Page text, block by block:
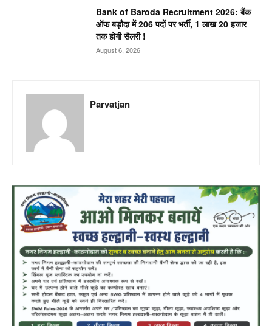
Bank of Baroda Recruitment 2026: बैंक
ऑफ बड़ौदा में 206 पदों पर भर्ती, 1 लाख 20 हजार
तक होगी सैलरी !
August 6, 2026
Parvatjan